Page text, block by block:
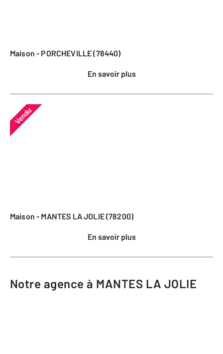
Maison - PORCHEVILLE (78440)
En savoir plus
Vendu
Maison - MANTES LA JOLIE (78200)
En savoir plus
Notre agence à MANTES LA JOLIE